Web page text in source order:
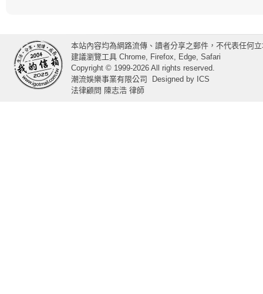
本站內容均為網路流傳、讀者分享之郵件，不代表任何
建議瀏覽工具 Chrome, Firefox, Edge, Safari
Copyright © 1999-2026 All rights reserved.
潮流娛樂事業有限公司
Designed by ICS
法律顧問 陳志浩 律師